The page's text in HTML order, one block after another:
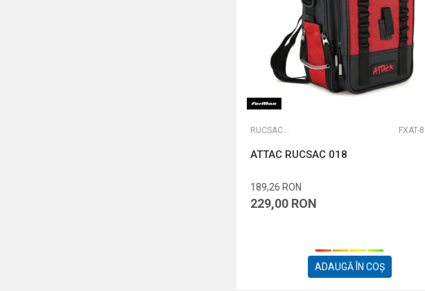
RUCSACURI FXAT-
ATTAC RUCSAC 018
189,26 RON
229,00 RON
ADAUGĂ ÎN COȘ